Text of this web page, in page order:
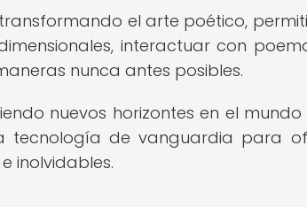
el arte poético,
interactuar con
nunca antes posibles.
nuevos horizontes en el
tecnología de vanguardia para
inolvidables.